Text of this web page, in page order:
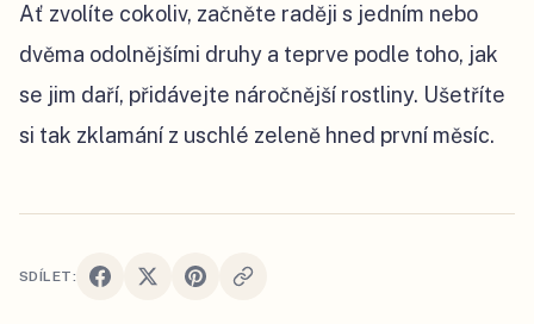
Ať zvolíte cokoliv, začněte raději s jedním nebo
dvěma odolnějšími druhy a teprve podle toho, jak
se jim daří, přidávejte náročnější rostliny. Ušetříte
si tak zklamání z uschlé zeleně hned první měsíc.
SDÍLET: